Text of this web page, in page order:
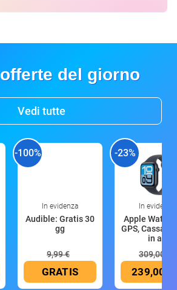
del giorno
Vedi tutte
-100%
In evidenza
Audible: Gratis 30
gg
9,99 €
GRATIS
-23%
In evidenza
Apple Watch
GPS, Cassa
in all
309,00 €
239,00 €